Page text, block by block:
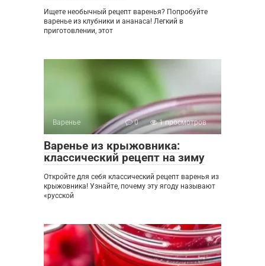
Ищете необычный рецепт варенья? Попробуйте
варенье из клубники и ананаса! Легкий в
приготовлении, этот
Варенье 0 1 просмотров
Варенье из крыжовника:
классический рецепт на зиму
Откройте для себя классический рецепт варенья из
крыжовника! Узнайте, почему эту ягоду называют
«русской